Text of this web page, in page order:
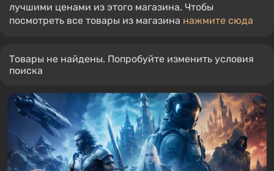
лучшими ценами из этого магазина. Чтобы
посмотреть все товары из магазина нажмите сюда
Товары не найдены. Попробуйте изменить условия
поиска